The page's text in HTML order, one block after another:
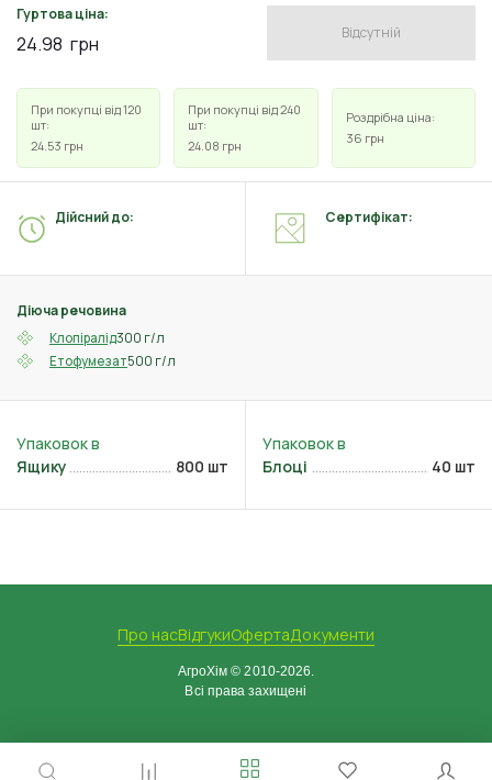
Гуртова ціна:
24.98 грн Відсутній
При покупці від 120
шт:
24.53 грн
При покупці від 240
шт:
24.08 грн
Роздрібна ціна:
36 грн
Діюча речовина
Клопіралід300 г/л
Етофумезат500 г/л
Дійсний до: Сертифікат:
Ящику 800 шт Блоці 40 шт
Про насВідгукиОфертаДокументи
АгроХім © 2010-2026.
Всі права захищені